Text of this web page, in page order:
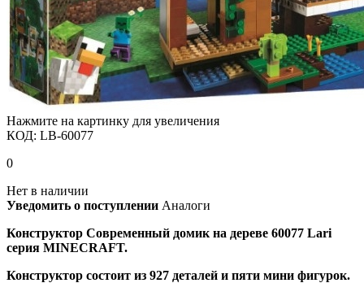
Нажмите на картинку для увеличения
КОД: LB-60077
0
Нет в наличии
Уведомить о поступлении Аналоги
Конструктор Современный домик на дереве 60077 Lari
серия MINECRAFT.
Конструктор состоит из 927 деталей и пяти мини фигурок.